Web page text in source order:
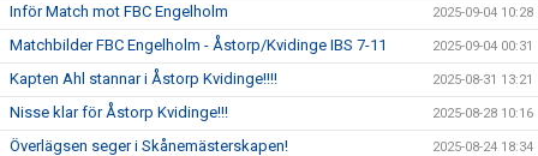
Inför Match mot FBC Engelholm 2025-09-04 10:28
Matchbilder FBC Engelholm - Åstorp/Kvidinge IBS 7-11 2025-09-04 00:31
Kapten Ahl stannar i Åstorp Kvidinge!!!! 2025-08-31 13:21
Nisse klar för Åstorp Kvidinge!!! 2025-08-28 10:16
Överlägsen seger i Skånemästerskapen! 2025-08-24 18:34